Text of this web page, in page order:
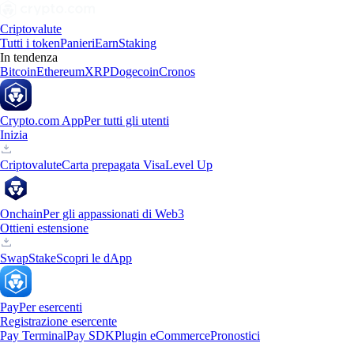
Criptovalute
Tutti i tokenPanieriEarnStaking
In tendenza
BitcoinEthereumXRPDogecoinCronos
Crypto.com AppPer tutti gli utenti
Inizia
CriptovaluteCarta prepagata VisaLevel Up
OnchainPer gli appassionati di Web3
Ottieni estensione
SwapStakeScopri le dApp
PayPer esercenti
Registrazione esercente
Pay TerminalPay SDKPlugin eCommercePronostici